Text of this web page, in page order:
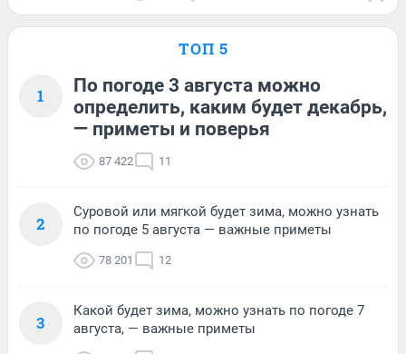
ТОП 5
1
По погоде 3 августа можно
определить, каким будет декабрь,
— приметы и поверья
87 422 11
2
Суровой или мягкой будет зима, можно узнать
по погоде 5 августа — важные приметы
78 201 12
3
Какой будет зима, можно узнать по погоде 7
августа, — важные приметы